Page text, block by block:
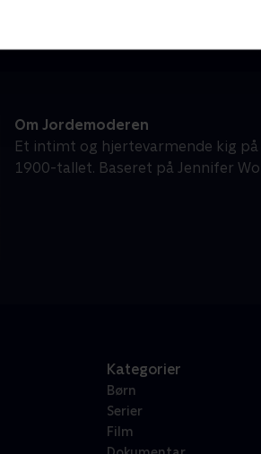
Om Jordemoderen
Et intimt og hjertevarmende kig
1900-tallet. Baseret på Jennifer
Kategorier
Børn
Serier
Film